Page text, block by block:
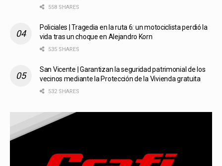
558 SHARES
Policiales | Tragedia en la ruta 6: un motociclista perdió la
vida tras un choque en Alejandro Korn
535 SHARES
San Vicente | Garantizan la seguridad patrimonial de los
vecinos mediante la Protección de la Vivienda gratuita
532 SHARES